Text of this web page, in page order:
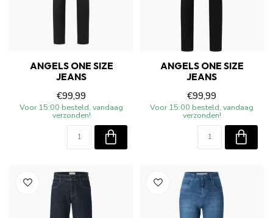
ANGELS ONE SIZE
JEANS
€99,99
Voor 15:00 besteld, vandaag
verzonden!
ANGELS ONE SIZE
JEANS
€99,99
Voor 15:00 besteld, vandaag
verzonden!